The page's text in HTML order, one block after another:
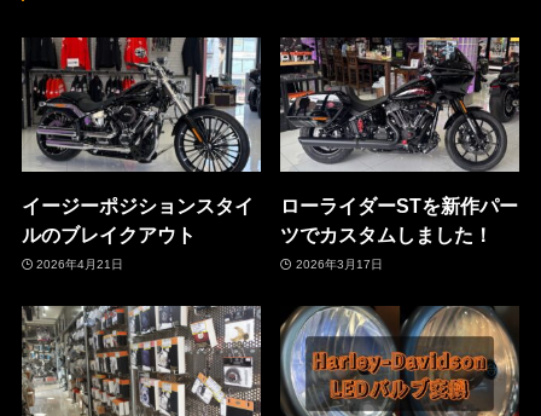
イージーポジションスタイ
ルのブレイクアウト
2026年4月21日
ローライダーSTを新作パー
ツでカスタムしました！
2026年3月17日